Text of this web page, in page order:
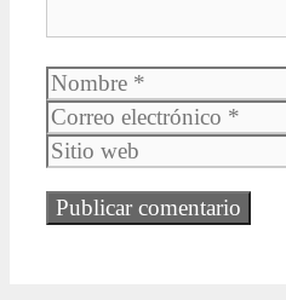
Nombre